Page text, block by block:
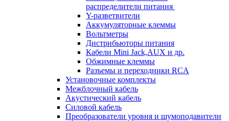
распределители питания
Y-разветвители
Аккумуляторные клеммы
Вольтметры
Дистрибьюторы питания
Кабели Mini Jack,AUX и др.
Обжимные клеммы
Разъемы и переходники RCA
Установочные комплекты
Межблочный кабель
Акустический кабель
Силовой кабель
Преобразователи уровня и шумоподавители